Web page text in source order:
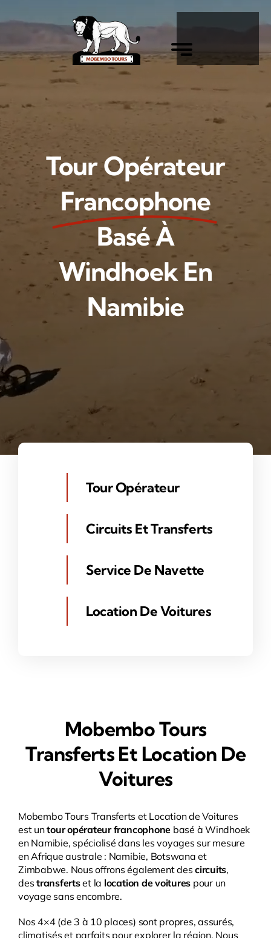
to
Tour Opérateur
Francophone
Basé À
Windhoek En
Namibie
Tour Opérateur
Circuits Et Transferts
Service De Navette
Location De Voitures
Mobembo Tours
Transferts Et Location De
Voitures
Mobembo Tours Transferts et Location de Voitures
est untour opérateur francophone basé à Windhoek
en Namibie, spécialisé dans les voyages sur mesure
en Afrique australe : Namibie, Botswana et
Zimbabwe. Nous offrons également descircuits,
destransfertset la location de voitures pour un
voyage sans encombre.
Nos 4×4 (de 3 à 10 places) sont propres, assurés,
climatisés et parfaits pour explorer la région. Nous